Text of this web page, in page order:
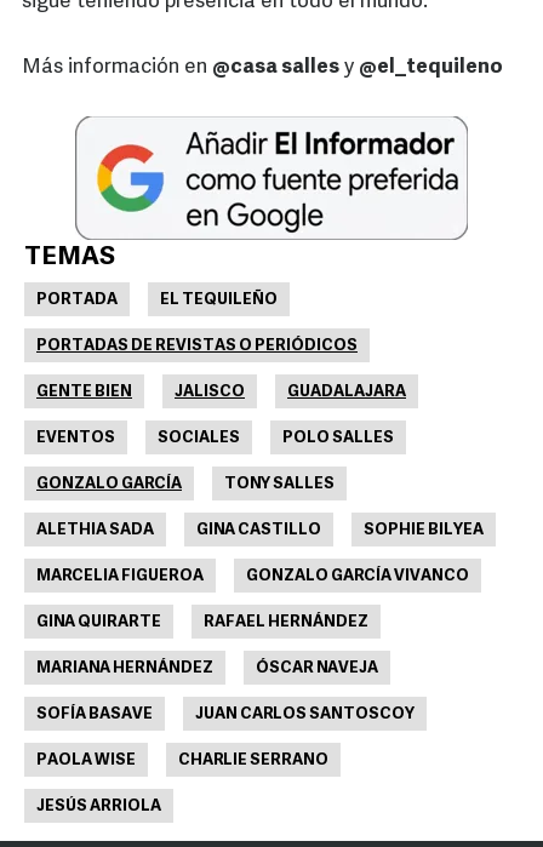
Más información en @casa salles y @el_tequileno
TEMAS
PORTADA EL TEQUILEÑO
PORTADAS DE REVISTAS O PERIÓDICOS
GENTE BIEN JALISCO GUADALAJARA
EVENTOS SOCIALES POLO SALLES
GONZALO GARCÍA TONY SALLES
ALETHIA SADA GINA CASTILLO SOPHIE BILYEA
MARCELIA FIGUEROA GONZALO GARCÍA VIVANCO
GINA QUIRARTE RAFAEL HERNÁNDEZ
MARIANA HERNÁNDEZ ÓSCAR NAVEJA
SOFÍA BASAVE JUAN CARLOS SANTOSCOY
PAOLA WISE CHARLIE SERRANO
JESÚS ARRIOLA